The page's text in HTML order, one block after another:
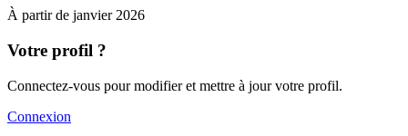
À partir de janvier 2026
Votre profil ?
Connectez-vous pour modifier et mettre à jour votre profil.
Connexion